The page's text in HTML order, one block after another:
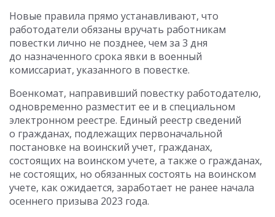
Новые правила прямо устанавливают, что
работодатели обязаны вручать работникам
повестки лично не позднее, чем за 3 дня
до назначенного срока явки в военный
комиссариат, указанного в повестке.
Военкомат, направивший повестку работодателю,
одновременно разместит ее и в специальном
электронном реестре. Единый реестр сведений
о гражданах, подлежащих первоначальной
постановке на воинский учет, гражданах,
состоящих на воинском учете, а также о гражданах,
не состоящих, но обязанных состоять на воинском
учете, как ожидается, заработает не ранее начала
осеннего призыва 2023 года.